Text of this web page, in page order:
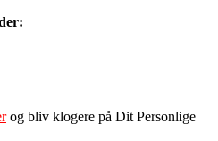
og bliv klogere på Dit Personlige